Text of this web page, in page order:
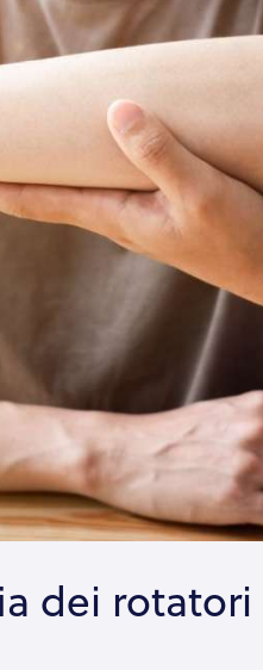
dei rotatori